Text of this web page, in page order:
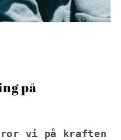
på
vi på kraften